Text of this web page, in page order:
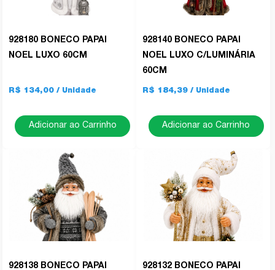
928180 BONECO PAPAI
NOEL LUXO 60CM
R$ 134,00
Adicionar ao Carrinho
928140 BONECO PAPAI
NOEL LUXO C/LUMINÁRIA
60CM
R$ 184,39
Adicionar ao Carrinho
928138 BONECO PAPAI 928132 BONECO PAPAI